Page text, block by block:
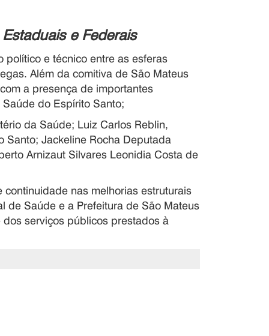
e Federais
político e técnico entre as esferas
Além da comitiva de São Mateus
a presença de importantes
do Espírito Santo;
da Saúde; Luiz Carlos Reblin,
Jackeline Rocha Deputada
Arnizaut Silvares Leonidia Costa de
nas melhorias estruturais
de Saúde e a Prefeitura de São Mateus
serviços públicos prestados à